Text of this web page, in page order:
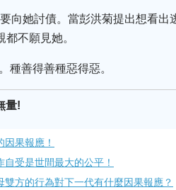
向她討債。當彭洪菊提出想看出
不願見她。
種善得善種惡得惡。
量!
果報應！
自受是世間最大的公平！
雙方的行為對下一代有什麼因果報應？